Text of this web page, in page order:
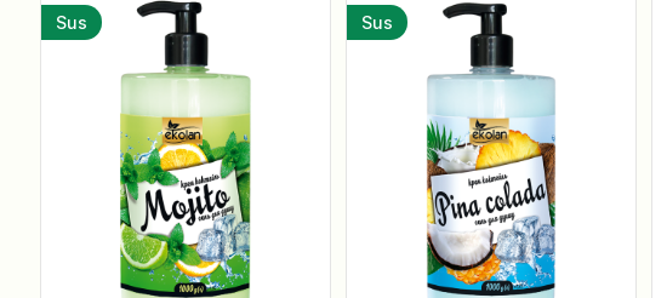
Sus Sus